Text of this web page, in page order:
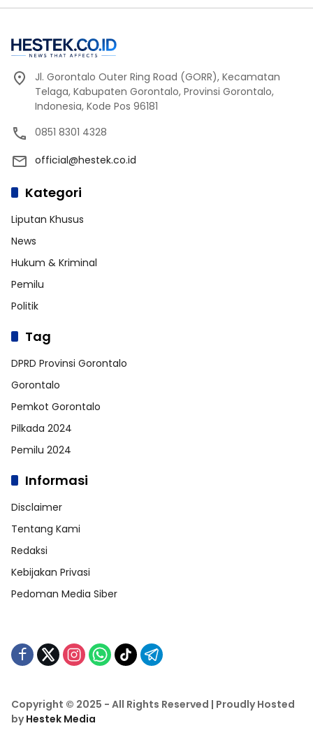
Jl. Gorontalo Outer Ring Road (GORR), Kecamatan
Telaga, Kabupaten Gorontalo, Provinsi Gorontalo,
Indonesia, Kode Pos 96181
0851 8301 4328
official@hestek.co.id
Kategori
Liputan Khusus
News
Hukum & Kriminal
Pemilu
Politik
Tag
DPRD Provinsi Gorontalo
Gorontalo
Pemkot Gorontalo
Pilkada 2024
Pemilu 2024
Informasi
Disclaimer
Tentang Kami
Redaksi
Kebijakan Privasi
Pedoman Media Siber
Copyright © 2025 - All Rights Reserved | Proudly Hosted
byHestek Media